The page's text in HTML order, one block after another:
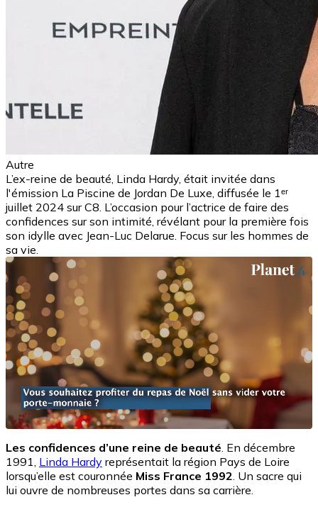
Autre
L’ex-reine de beauté, Linda Hardy, était invitée dans
l'émission La Piscine de Jordan De Luxe, diffusée le 1ᵉʳ
juillet 2024 sur C8. L’occasion pour l’actrice de faire des
confidences sur son intimité, révélant pour la première fois
son idylle avec Jean-Luc Delarue. Focus sur les hommes de
sa vie.
Les confidences d’une reine de beauté . En décembre
1991, Linda Hardy représentait la région Pays de Loire
lorsqu’elle est couronnée Miss France 1992 . Un sacre qui
lui ouvre de nombreuses portes dans sa carrière.